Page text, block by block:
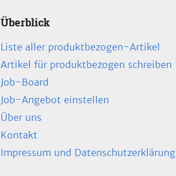
Überblick
Liste aller produktbezogen-Artikel
Artikel für produktbezogen schreiben
Job-Board
Job-Angebot einstellen
Über uns
Kontakt
Impressum und Datenschutzerklärung